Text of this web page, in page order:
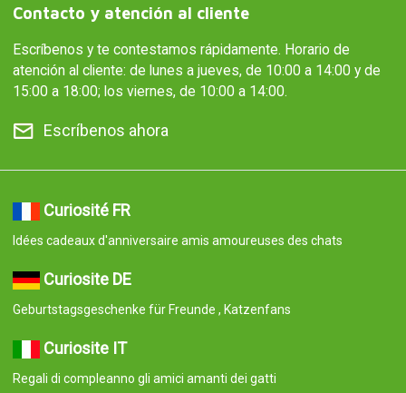
Contacto y atención al cliente
Escríbenos y te contestamos rápidamente. Horario de
atención al cliente: de lunes a jueves, de 10:00 a 14:00 y de
15:00 a 18:00; los viernes, de 10:00 a 14:00.
Escríbenos ahora
Curiosité FR
Idées cadeaux d'anniversaire amis amoureuses des chats
Curiosite DE
Geburtstagsgeschenke für Freunde , Katzenfans
Curiosite IT
Regali di compleanno gli amici amanti dei gatti